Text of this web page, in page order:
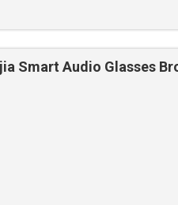
Smart Audio Glasses